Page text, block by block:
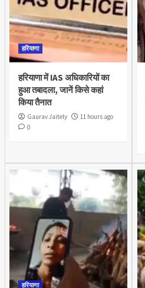
हरियाणा
हरियाणा में IAS अधिकारियों का
हुआ तबादला, जानें किसे कहां
किया तैनात
Gaurav Jaitely
11 hours ago
0
हरियाणा